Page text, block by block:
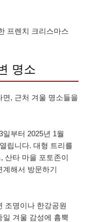
프렌치 크리스마스
명소
, 근처 겨울 명소들을
부터 2025년 1월
립니다. 대형 트리를
산타 마을 포토존이
해서 방문하기
조명이나 한강공원
일 겨울 감성에 흠뿍